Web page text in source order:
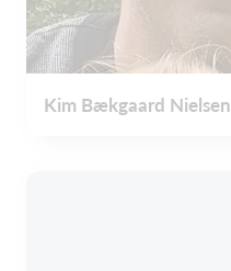
Kim Bækgaard Nielsen